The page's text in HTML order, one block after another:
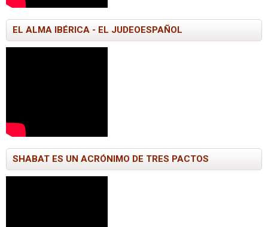
EL ALMA IBÉRICA - EL JUDEOESPAÑOL
SHABAT ES UN ACRÓNIMO DE TRES PACTOS